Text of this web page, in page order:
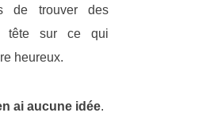
de trouver des
tête sur ce qui
heureux.
ai aucune idée.